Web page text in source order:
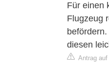
Für einen
Flugzeug
diesen
Antrag